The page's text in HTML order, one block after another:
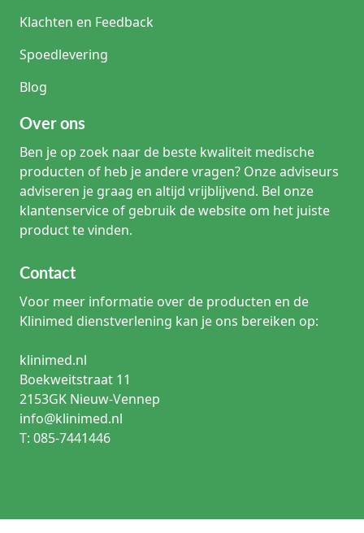
Klachten en Feedback
Spoedlevering
Blog
Over ons
Ben je op zoek naar de beste kwaliteit medische
producten of heb je andere vragen? Onze adviseurs
adviseren je graag en altijd vrijblijvend. Bel onze
klantenservice of gebruik de website om het juiste
product te vinden.
Contact
Voor meer informatie over de producten en de
Klinimed dienstverlening kan je ons bereiken op:
klinimed.nl
Boekweitstraat 11
2153GK Nieuw-Vennep
info@klinimed.nl
T: 085-7441446